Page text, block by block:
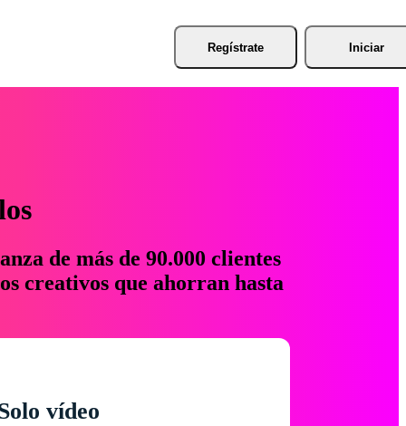
Regístrate Iniciar
de más de 90.000 clientes
creativos que ahorran hasta
vídeo